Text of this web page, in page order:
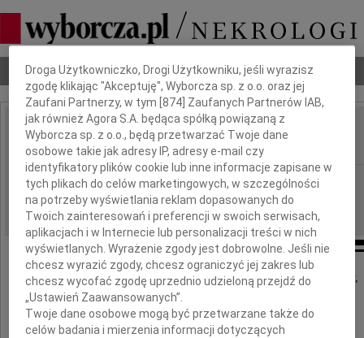
Nekrologi Odeszli Poradnik pogrzebowy
IMIĘ I NAZWISKO: Gertruda Bielewicz
REGION: Poznań
DATA EMISJI: 06.07.2011
Z głębokim smutkiem i żalem zawiadamiamy,
że dnia 4 lipca 2011 roku zmarła
nasza kochana Mama, Babcia i Prababcia
Dbamy o Twoją prywatność
Droga Użytkowniczko, Drogi Użytkowniku, jeśli wyrazisz
zgodę klikając "Akceptuję", Wyborcza sp. z o.o. oraz jej
Zaufani Partnerzy, w tym [874 ] Zaufanych Partnerów IAB,
jak również Agora S.A. będąca spółką powiązaną z
Wyborcza sp. z o.o., będą przetwarzać Twoje dane
osobowe takie jak adresy IP, adresy e-mail czy
identyfikatory plików cookie lub inne informacje zapisane w
tych plikach do celów marketingowych, w szczególności
na potrzeby wyświetlania reklam dopasowanych do
Twoich zainteresowań i preferencji w swoich serwisach,
aplikacjach i w Internecie lub personalizacji treści w nich
wyświetlanych. Wyrażenie zgody jest dobrowolne. Jeśli nie
chcesz wyrazić zgody, chcesz ograniczyć jej zakres lub
chcesz wycofać zgodę uprzednio udzieloną przejdź do
„Ustawień Zaawansowanych”.
Twoje dane osobowe mogą być przetwarzane także do
celów badania i mierzenia informacji dotyczących